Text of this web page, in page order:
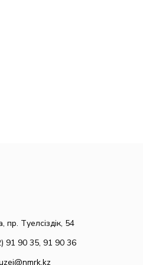
пр. Тәуелсіздік, 54
91 90 35, 91 90 36